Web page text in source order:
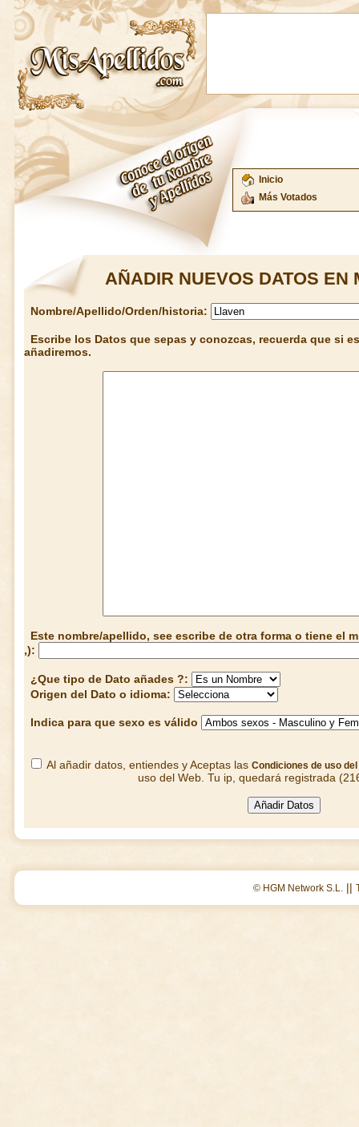
Inicio
Más Votados
AÑADIR NUEVOS DATOS EN
Nombre/Apellido/Orden/historia:
Escribe los Datos que sepas y conozcas, recuerda que si
añadiremos.
Este nombre/apellido, see escribe de otra forma o tiene el
,):
¿Que tipo de Dato añades ?:
Origen del Dato o idioma:
Indica para que sexo es válido
Al añadir datos, entiendes y Aceptas las Condiciones de uso del
uso del Web. Tu ip, quedará registrada
© HGM Network S.L. ||